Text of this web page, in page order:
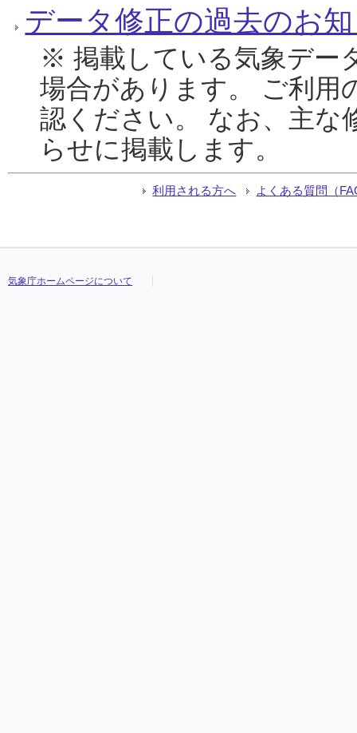
データ修正の過去のお
※ 掲載している気象デー
場合があります。 ご利用
認ください。 なお、主な
らせに掲載します。
利用される方へ よくある質問（
気象庁ホームページについて